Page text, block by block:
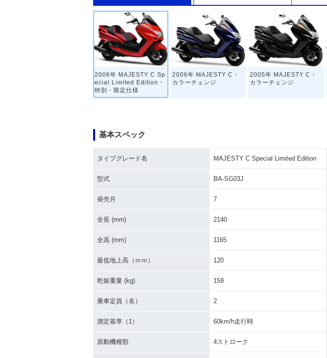
2006年 MAJESTY C Sp
ecial Limited Edition・
特別・限定仕様
2006年 MAJESTY C・
カラーチェンジ
2005年 MAJESTY C・
カラーチェンジ
カラーチェンジ
基本スペック
タイプグレード名 MAJESTY C Special Limited Edition
型式 BA-SG03J
発売月 7
全長 (mm) 2140
全高 (mm) 1165
最低地上高（ｍｍ） 120
乾燥重量 (kg) 159
乗車定員（名） 2
測定基準（1） 60km/h走行時
原動機種類 4ストローク